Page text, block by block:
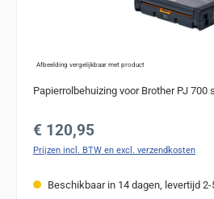
Afbeelding vergelijkbaar met product
Papierrolbehuizing voor Brother PJ 700
Normale prijs:
€ 120,95
Prijzen incl. BTW en excl. verzendkosten
Beschikbaar in 14 dagen, levertijd